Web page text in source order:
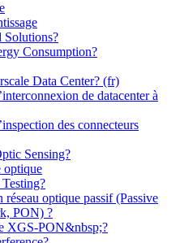
Solutions?
Consumption?
Data Center? (fr)
de datacenter à
des connecteurs
Sensing?
optique
réseau optique passif (Passive
PON) ?
XGS-PON&nbsp;?